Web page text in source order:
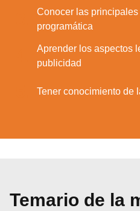
Conocer las
programática
Aprender los aspectos
publicidad
Tener conocimiento de
Temario de la